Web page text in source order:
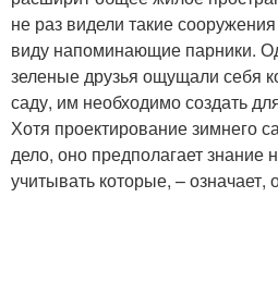
не раз видели такие
виду напоминающие парники.
зеленые друзья ощущали себя
саду, им необходимо создать
Хотя проектирование зимнего
дело, оно предполагает знание
учитывать которые, – означает,